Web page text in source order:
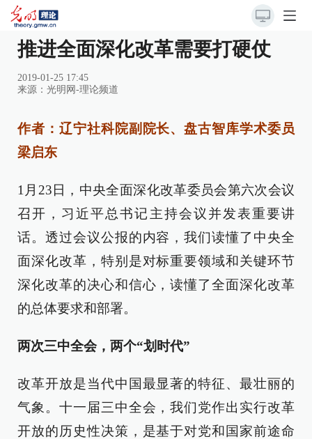
推进全面深化改革需要打硬仗
2019-01-25 17:45
来源： 光明网-理论频道
作者：辽宁社科院副院长、盘古智库学术委员
梁启东
1月23日，中央全面深化改革委员会第六次会议
召开，习近平总书记主持会议并发表重要讲
话。透过会议公报的内容，我们读懂了中央全
面深化改革，特别是对标重要领域和关键环节
深化改革的决心和信心，读懂了全面深化改革
的总体要求和部署。
两次三中全会，两个“划时代”
改革开放是当代中国最显著的特征、最壮丽的
气象。十一届三中全会，我们党作出实行改革
开放的历史性决策，是基于对党和国家前途命